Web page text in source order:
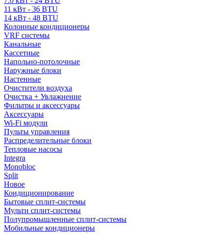
11 кВт - 36 BTU
14 кВт - 48 BTU
Колонные кондиционеры
VRF системы
Канальные
Кассетные
Напольно-потолочные
Наружные блоки
Настенные
Очистители воздуха
Очистка + Увлажнение
Фильтры и аксессуары
Аксессуары
Wi-Fi модули
Пульты управления
Распределительные блоки
Тепловые насосы
Integra
Monobloc
Split
Новое
Кондиционирование
Бытовые сплит-системы
Мульти сплит-системы
Полупромышленные сплит-системы
Мобильные кондиционеры